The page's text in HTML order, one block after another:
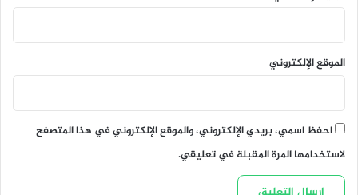
الموقع الإلكتروني
احفظ اسمي، بريدي الإلكتروني، والموقع الإلكتروني في هذا المتصفح
لاستخدامها المرة المقبلة في تعليقي.